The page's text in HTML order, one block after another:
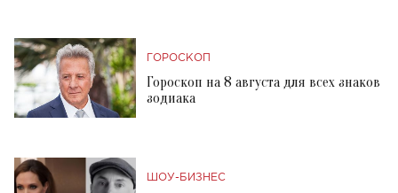
ГОРОСКОП
Гороскоп на 8 августа для всех знаков
зодиака
ШОУ-БИЗНЕС